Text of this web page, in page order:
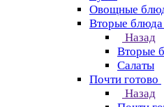
Овощные
Вторые блюда
Назад
Вторые
Салаты
Почти готово
Назад